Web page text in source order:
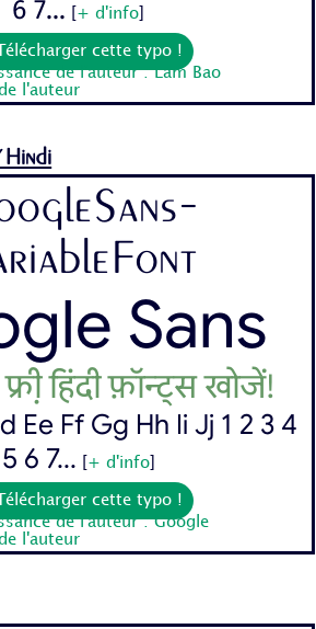
6 7...
+ d'info
cette typo !
de l'auteur : Lam Bao
l'auteur
Sans
हिंदी फ़ॉन्ट्स खोजें!
Ee Ff Gg Hh Ii Jj 1 2 3 4
5 6 7...
+ d'info]
cette typo !
de l'auteur : Google
l'auteur